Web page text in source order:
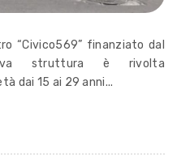
“Civico569” finanziato dal
struttura è rivolta
dai 15 ai 29 anni...